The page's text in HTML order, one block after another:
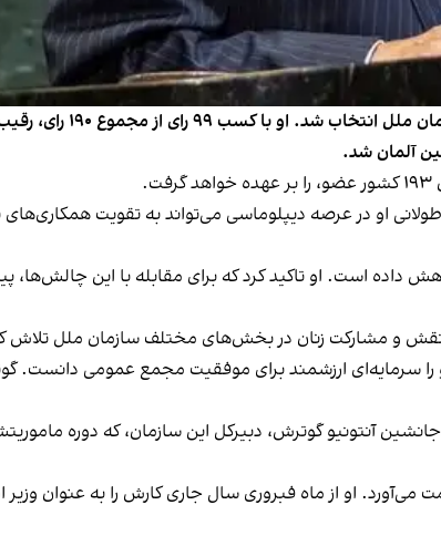
خلیل‌الرحمن، وزیر امور خارجه بنگلادش، به عنوان رئیس
او در عرصه دیپلوماسی می‌تواند به تقویت
است. او تاکید کرد که برای مقابله با این چالش‌ها،
و مشارکت زنان در بخش‌های مختلف سازمان ملل تلاش
را سرمایه‌ای ارزشمند برای موفقیت مجمع عمومی دانست.
او از ماه فبروری سال جاری کارش را به عنوان وزیر